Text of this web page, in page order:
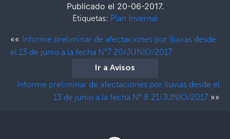
Publicado el 20-06-2017.
Etiquetas: Plan Invernal
«« Informe preliminar de afectaciones por lluvias desde
el 13 de junio a la fecha N°7 20/JUNIO/2017
Ir a Avisos
Informe preliminar de afectaciones por lluvias desde el
13 de junio a la fecha N° 8 21/JUNIO/2017 »»